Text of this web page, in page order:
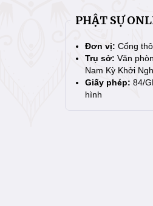
PHẬT SỰ
Đơn vị: Cổng
Trụ sở: Văn
Nam Kỳ Khởi
Giấy phép: 84/
hình